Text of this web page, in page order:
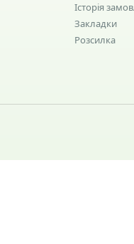
Історія
Закладки
Розсилка